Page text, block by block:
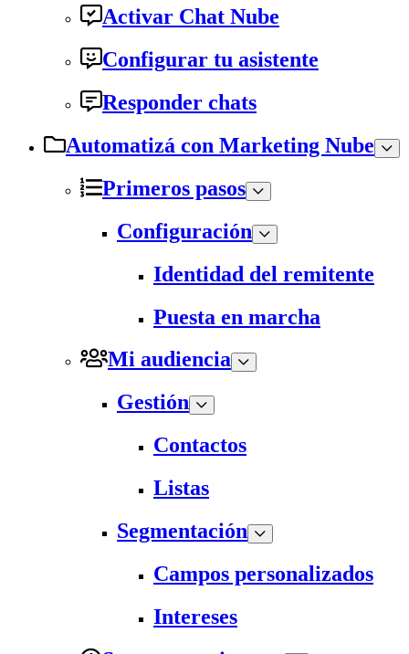
Activar Chat Nube
Configurar tu asistente
Responder chats
Automatizá con Marketing Nube
Primeros pasos
Configuración
Identidad del remitente
Puesta en marcha
Mi audiencia
Gestión
Contactos
Listas
Segmentación
Campos personalizados
Intereses